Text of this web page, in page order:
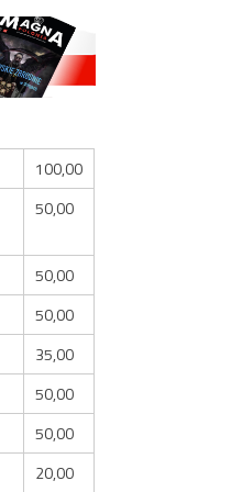
100,00
50,00
50,00
50,00
35,00
50,00
50,00
20,00